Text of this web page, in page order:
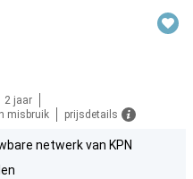
2 jaar
misbruik
prijsdetails
netwerk van KPN